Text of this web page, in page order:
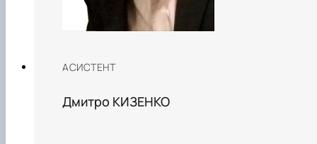
АСИСТЕНТ
Дмитро КИЗЕНКО